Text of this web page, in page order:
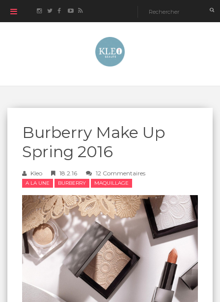
Burberry Make Up
Spring 2016
Kleo 18.2.16 12 Commentaires
A LA UNE BURBERRY MAQUILLAGE